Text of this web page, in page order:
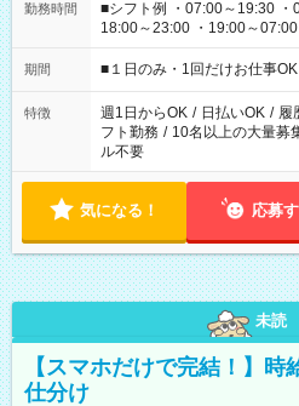
勤務時間
■シフト例 ・07:00～19:30 ・
18:00～23:00 ・19:00～
etc ★最短で3時間で5,120円のお仕事から 15時間で2万円近く稼
げるお仕事も！ ご希望のお時間に合わせてご紹介！ ※シフトは
ください！
期間 ■１日のみ・1回だけお仕事OK
特徴 週1日からOK / 日払いOK / 履
フト勤務 / 10名以上の大量募
ル不要
気になる！ 応募
未読
【スマホだけで完結！】
仕分け